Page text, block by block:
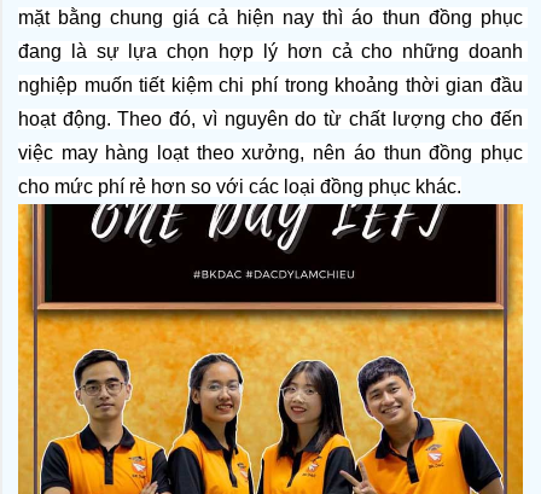
mặt bằng chung giá cả hiện nay thì áo thun đồng phục
đang là sự lựa chọn hợp lý hơn cả cho những doanh
nghiệp muốn tiết kiệm chi phí trong khoảng thời gian đầu
hoạt động. Theo đó, vì nguyên do từ chất lượng cho đến
việc may hàng loạt theo xưởng, nên áo thun đồng phục
cho mức phí rẻ hơn so với các loại đồng phục khác.